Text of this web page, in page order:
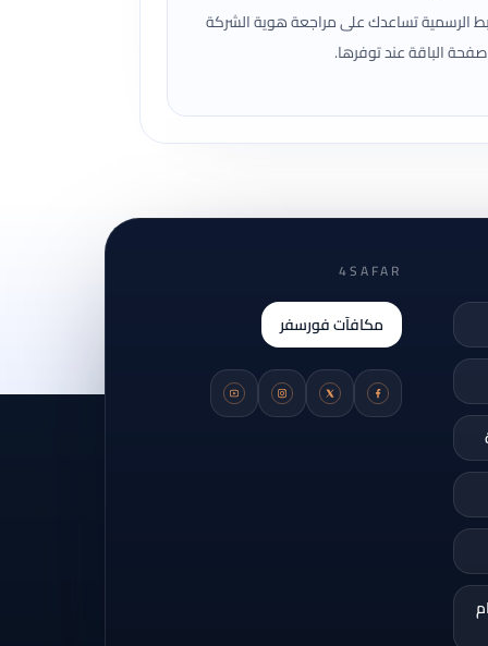
الرسمية تساعدك على مراجعة هوية الشركة
الباقة عند توفرها.
4SAFAR
مكافآت فورسفر